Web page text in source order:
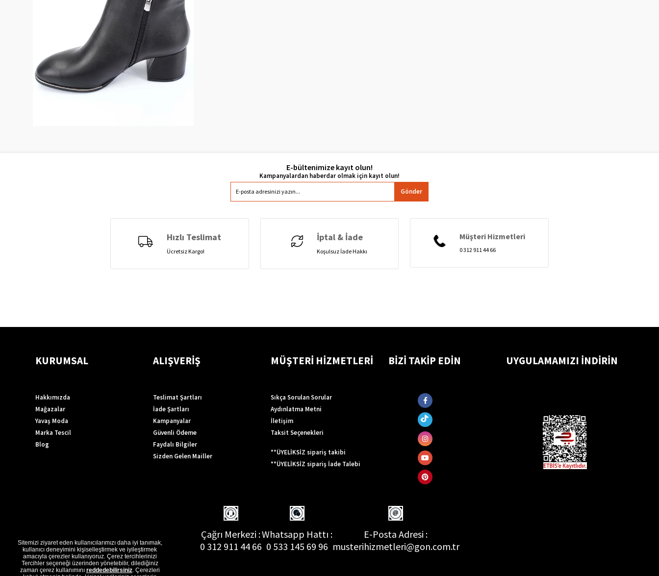
E-bültenimize kayıt olun!
Gönder
Hızlı Teslimat
Ücretsiz Kargo!
İptal & İade
Koşulsuz İade Hakkı
Müşteri Hizmetleri
0 312 911 44 66
KURUMSAL
Hakkımızda
Mağazalar
Yavaş Moda
Marka Tescil
Blog
ALIŞVERİŞ
Teslimat Şartları
İade Şartları
Kampanyalar
Güvenli Ödeme
Faydalı Bilgiler
Sizden Gelen Mailler
MÜŞTERİ HİZMETLERİ
Sıkça Sorulan Sorular
Aydınlatma Metni
İletişim
Taksit Seçenekleri
**ÜYELİKSİZ sipariş takibi
**ÜYELİKSİZ sipariş İade Talebi
BİZİ TAKİP EDİN UYGULAMAMIZI İNDİRİN
Çağrı Merkezi :
0 312 911 44 66
Whatsapp Hattı :
0 533 145 69 96
E-Posta Adresi :
musterihizmetleri@gon.com.tr
Sitemizi ziyaret eden kullanıcılarımızı daha iyi tanımak,
kullanıcı deneyimini kişiselleştirmek ve iyileştirmek
amacıyla çerezler kullanıyoruz. Çerez tercihlerinizi
Tercihler seçeneği üzerinden yönetebilir, dilediğiniz
zaman çerez kullanımını reddedebilirsiniz. Çerezleri